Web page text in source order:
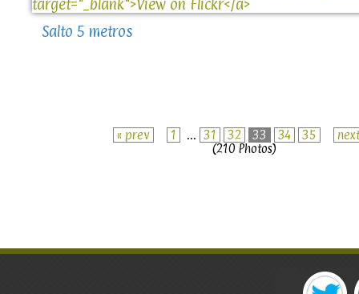
Salto 5 metros
« prev 1 ... 31 32 33 34 35
(210 Photos)